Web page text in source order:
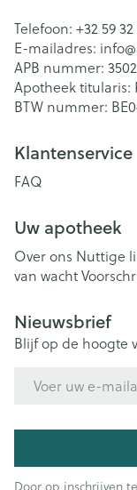
Telefoon: +32 59 32
E-mailadres: info@
APB nummer:
Apotheek titularis:
BTW nummer:
Klantenservice
FAQ
Uw apotheek
Over ons Nuttige
van wacht
Nieuwsbrief
Blijf op de hoogte
Door op inschrijven